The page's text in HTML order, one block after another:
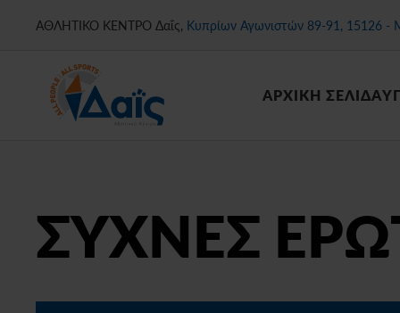
main
content
ΑΘΛΗΤΙΚΟ ΚΕΝΤΡΟ Δαΐς, Κυπρίων Αγωνιστών 89-91, 15126 -
ΑΡΧΙΚΗ ΣΕΛΙΔΑ
ΣΥΧΝΕΣ